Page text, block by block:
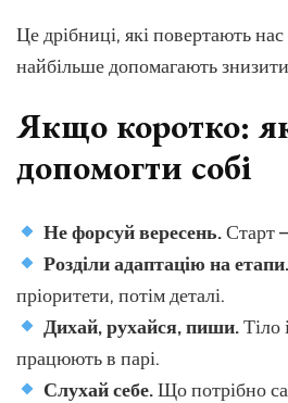
Це дрібниці, які повертають
найбільше допомагають
Якщо коротко:
допомогти собі
Не форсуй вересень.Старт
Розділи адаптацію на етапи.
пріоритети, потім деталі.
Дихай, рухайся, пиши.Тіло
працюють в парі.
Слухай себе.Що потрібно